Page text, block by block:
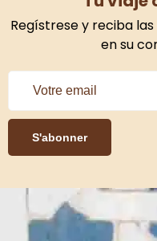
Regístrese y reciba
en su
S'abonner